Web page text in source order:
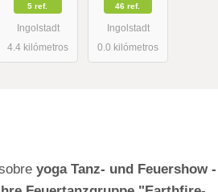
5 ref.
Ingolstadt
4.4 kilómetros
46 ref.
Ingolstadt
0.0 kilómetros
yoga Tanz- und Feuershow -